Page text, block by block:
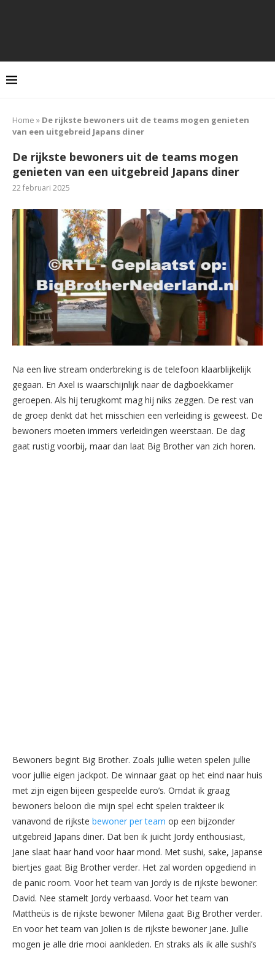
Home » De rijkste bewoners uit de teams mogen genieten
van een uitgebreid Japans diner
De rijkste bewoners uit de teams mogen
genieten van een uitgebreid Japans diner
22 februari 2025
Na een live stream onderbreking is de telefoon klaarblijkelijk
gegaan. En Axel is waarschijnlijk naar de dagboekkamer
geroepen. Als hij terugkomt mag hij niks zeggen. De rest van
de groep denkt dat het misschien een verleiding is geweest. De
bewoners moeten immers verleidingen weerstaan. De dag
gaat rustig voorbij, maar dan laat Big Brother van zich horen.
Bewoners begint Big Brother. Zoals jullie weten spelen jullie
voor jullie eigen jackpot. De winnaar gaat op het eind naar huis
met zijn eigen bijeen gespeelde euro’s. Omdat ik graag
bewoners beloon die mijn spel echt spelen trakteer ik
vanavond de rijkste bewoner per team op een bijzonder
uitgebreid Japans diner. Dat ben ik juicht Jordy enthousiast,
Jane slaat haar hand voor haar mond. Met sushi, sake, Japanse
biertjes gaat Big Brother verder. Het zal worden opgediend in
de panic room. Voor het team van Jordy is de rijkste bewoner:
David. Nee stamelt Jordy verbaasd. Voor het team van
Mattheüs is de rijkste bewoner Milena gaat Big Brother verder.
En voor het team van Jolien is de rijkste bewoner Jane. Jullie
mogen je alle drie mooi aankleden. En straks als ik alle sushi’s